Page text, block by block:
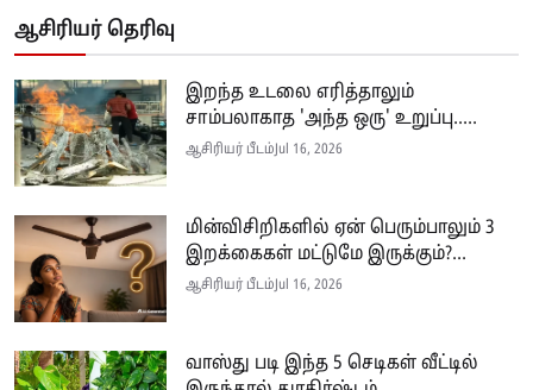
ஆசிரியர் தெரிவு
இறந்த உடலை எரித்தாலும்
சாம்பலாகாத 'அந்த ஒரு' உறுப்பு.....
ஆசிரியர் பீடம் Jul 16, 2026
மின்விசிறிகளில் ஏன் பெரும்பாலும் 3
இறக்கைகள் மட்டுமே இருக்கும்?...
ஆசிரியர் பீடம் Jul 16, 2026
வாஸ்து படி இந்த 5 செடிகள் வீட்டில்